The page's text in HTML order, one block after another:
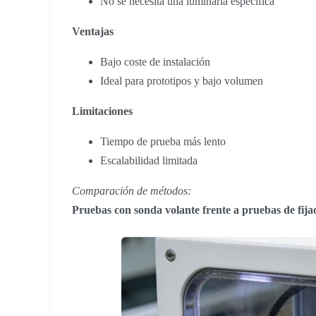
Ventajas
Bajo coste de instalación
Ideal para prototipos y bajo volumen
Limitaciones
Tiempo de prueba más lento
Escalabilidad limitada
Comparación de métodos:
Pruebas con sonda volante frente a pruebas de